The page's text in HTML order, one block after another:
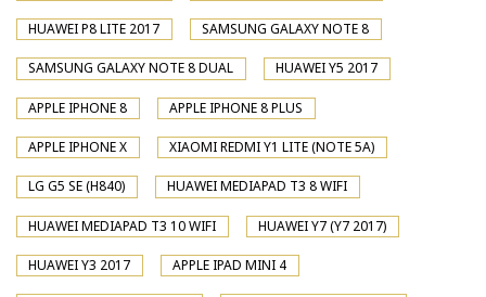
HUAWEI P8 LITE 2017 SAMSUNG GALAXY NOTE 8
SAMSUNG GALAXY NOTE 8 DUAL HUAWEI Y5 2017
APPLE IPHONE 8 APPLE IPHONE 8 PLUS
APPLE IPHONE X XIAOMI REDMI Y1 LITE (NOTE 5A)
LG G5 SE (H840) HUAWEI MEDIAPAD T3 8 WIFI
HUAWEI MEDIAPAD T3 10 WIFI HUAWEI Y7 (Y7 2017)
HUAWEI Y3 2017 APPLE IPAD MINI 4